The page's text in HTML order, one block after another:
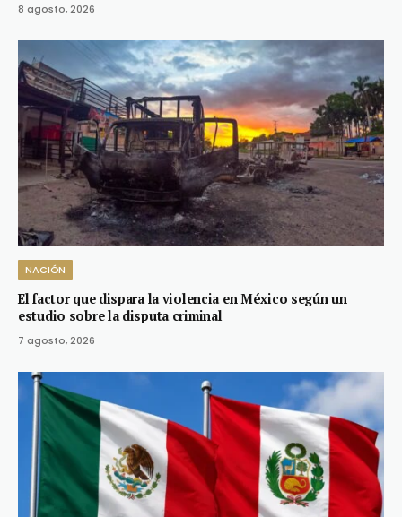
8 agosto, 2026
NACIÓN
El factor que dispara la violencia en México según un
estudio sobre la disputa criminal
7 agosto, 2026